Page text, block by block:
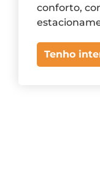
conforto,
Tenho